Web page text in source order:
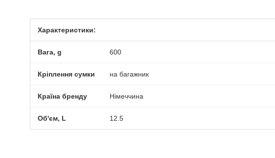
Характеристики:
Вага, g 600
Кріплення сумки на багажник
Країна бренду Німеччина
Об'єм, L 12.5